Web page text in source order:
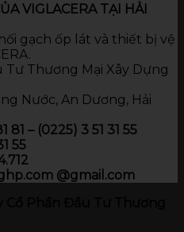
VIGLACERA TẠI HẢI
gạch ốp lát và thiết bị vệ
Tư Thương Mại Xây Dựng
Nước, An Dương, Hải
81 – (0225) 3 51 31 55
55
@gmail.com